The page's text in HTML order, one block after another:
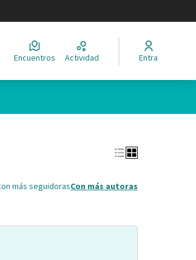
Encuentros Actividad Entra
más seguidorasCon más autoras